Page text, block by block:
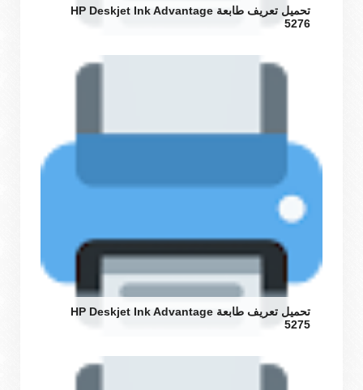
تحميل تعريف طابعة HP Deskjet Ink Advantage
5276
تحميل تعريف طابعة HP Deskjet Ink Advantage
5275